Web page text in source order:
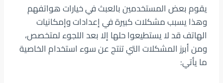
يقوم بعض المستخدمين بالعبث في خيارات هواتفهم
وهذا يسبب مشكلات كبيرة في إعدادات وإمكانيات
الهاتف قد لا يستطيعوا حلها إلا بعد اللجوء لمتخصص،
ومن أبرز المشكلات التي تنتج عن سوء استخدام الخاصية
ما يأتي: